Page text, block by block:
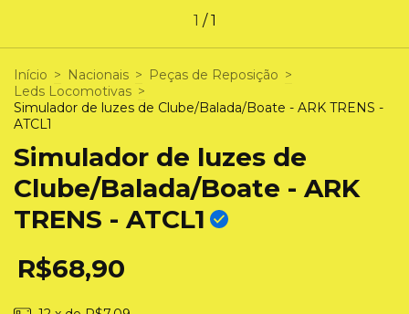
1 /1
Início > Nacionais > Peças de Reposição >
Leds Locomotivas >
Simulador de luzes de Clube/Balada/Boate - ARK TRENS -
ATCL1
Simulador de luzes de
Clube/Balada/Boate - ARK
TRENS - ATCL1
R$68,90